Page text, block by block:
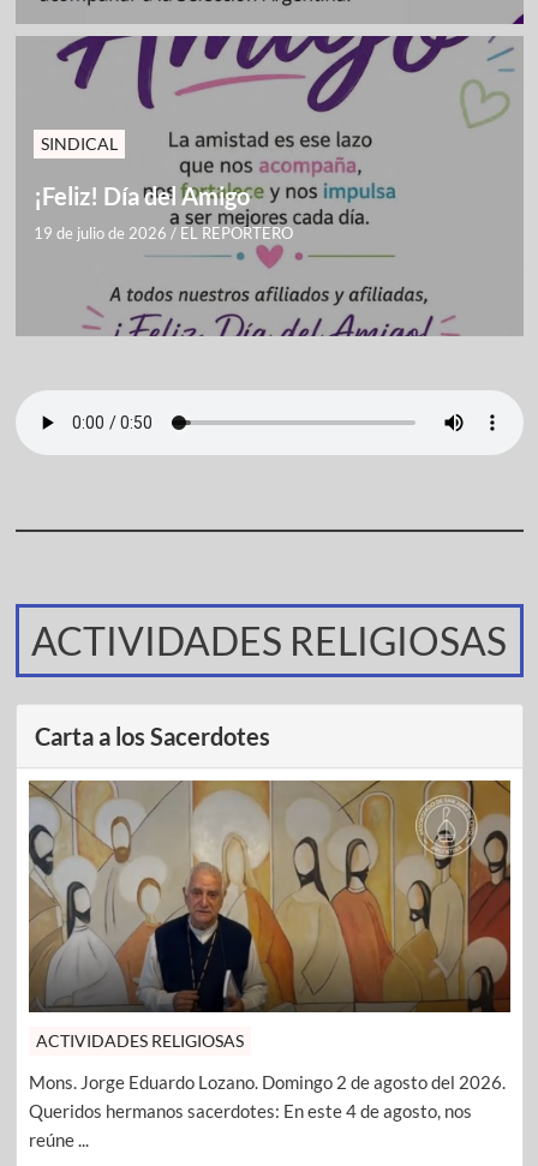
SINDICAL
¡Feliz! Día del Amigo
19 de julio de 2026 / EL REPORTERO
ACTIVIDADES RELIGIOSAS
Carta a los Sacerdotes
ACTIVIDADES RELIGIOSAS
Mons. Jorge Eduardo Lozano. Domingo 2 de agosto del 2026.
Queridos hermanos sacerdotes: En este 4 de agosto, nos
reúne ...